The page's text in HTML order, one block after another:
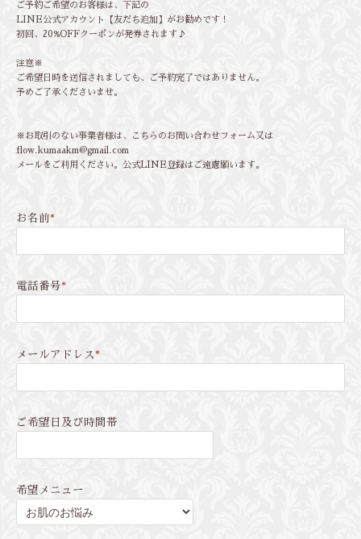
ご予約ご希望のお客様は、下記の
LINE公式アカウント【友だち追加】がお勧めです！
初回、20%OFFクーポンが発券されます♪
注意※
ご希望日時を送信されましても、ご予約完了ではありません。
予めご了承くださいませ。
※お取引のない事業者様は、こちらのお問い合わせフォーム又は
flow.kumaakm@gmail.com
メールをご利用ください。公式LINE登録はご遠慮願います。
お名前*
電話番号*
メールアドレス *
ご希望日及び時間帯
希望メニュー